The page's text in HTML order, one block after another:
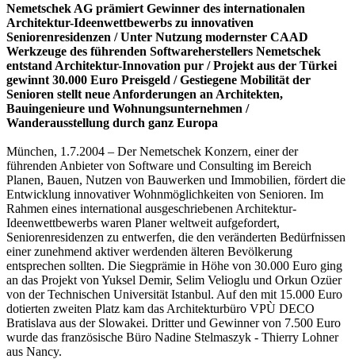
Nemetschek AG prämiert Gewinner des internationalen
Architektur-Ideenwettbewerbs zu innovativen
Seniorenresidenzen / Unter Nutzung modernster CAAD
Werkzeuge des führenden Softwareherstellers Nemetschek
entstand Architektur-Innovation pur / Projekt aus der Türkei
gewinnt 30.000 Euro Preisgeld / Gestiegene Mobilität der
Senioren stellt neue Anforderungen an Architekten,
Bauingenieure und Wohnungsunternehmen /
Wanderausstellung durch ganz Europa
München, 1.7.2004 – Der Nemetschek Konzern, einer der
führenden Anbieter von Software und Consulting im Bereich
Planen, Bauen, Nutzen von Bauwerken und Immobilien, fördert die
Entwicklung innovativer Wohnmöglichkeiten von Senioren. Im
Rahmen eines international ausgeschriebenen Architektur-
Ideenwettbewerbs waren Planer weltweit aufgefordert,
Seniorenresidenzen zu entwerfen, die den veränderten Bedürfnissen
einer zunehmend aktiver werdenden älteren Bevölkerung
entsprechen sollten. Die Siegprämie in Höhe von 30.000 Euro ging
an das Projekt von Yuksel Demir, Selim Velioglu und Orkun Ozüer
von der Technischen Universität Istanbul. Auf den mit 15.000 Euro
dotierten zweiten Platz kam das Architekturbüro VPÙ DECO
Bratislava aus der Slowakei. Dritter und Gewinner von 7.500 Euro
wurde das französische Büro Nadine Stelmaszyk - Thierry Lohner
aus Nancy.